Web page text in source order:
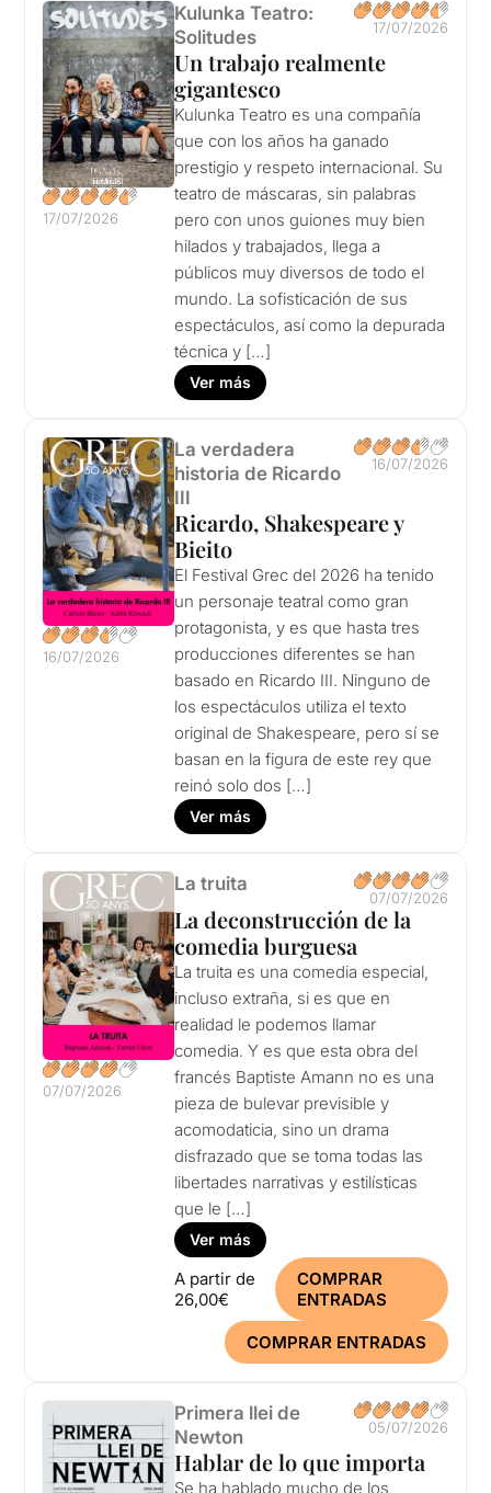
17/07/2026
Kulunka Teatro:
Solitudes
17/07/2026
Un trabajo realmente
gigantesco
Kulunka Teatro es una compañía
que con los años ha ganado
prestigio y respeto internacional. Su
teatro de máscaras, sin palabras
pero con unos guiones muy bien
hilados y trabajados, llega a
públicos muy diversos de todo el
mundo. La sofisticación de sus
espectáculos, así como la depurada
técnica y […]
Ver más
16/07/2026
La verdadera
historia de Ricardo
III
16/07/2026
Ricardo, Shakespeare y
Bieito
El Festival Grec del 2026 ha tenido
un personaje teatral como gran
protagonista, y es que hasta tres
producciones diferentes se han
basado en Ricardo III. Ninguno de
los espectáculos utiliza el texto
original de Shakespeare, pero sí se
basan en la figura de este rey que
reinó solo dos […]
Ver más
07/07/2026
La truita
07/07/2026
La deconstrucción de la
comedia burguesa
La truita es una comedia especial,
incluso extraña, si es que en
realidad le podemos llamar
comedia. Y es que esta obra del
francés Baptiste Amann no es una
pieza de bulevar previsible y
acomodaticia, sino un drama
disfrazado que se toma todas las
libertades narrativas y estilísticas
que le […]
Ver más
A partir de
26,00€
COMPRAR
ENTRADAS
COMPRAR ENTRADAS
Primera llei de
Newton
05/07/2026
Hablar de lo que importa
Se ha hablado mucho de los